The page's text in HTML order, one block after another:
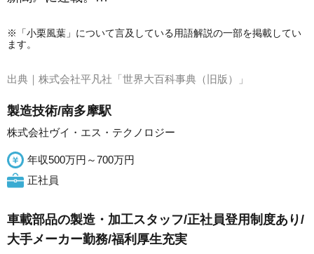
※「小栗風葉」について言及している用語解説の一部を掲載してい
ます。
出典｜ 株式会社平凡社「世界大百科事典（旧版）」
製造技術/南多摩駅
株式会社ヴイ・エス・テクノロジー
年収500万円～700万円
正社員
車載部品の製造・加工スタッフ/正社員登用制度あり/
大手メーカー勤務/福利厚生充実